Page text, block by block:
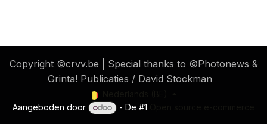
​ Copyright ©crvv.be | Special thanks to ©Photonews &
Grinta! Publicaties / David Stockman
Aangeboden door
- De #1